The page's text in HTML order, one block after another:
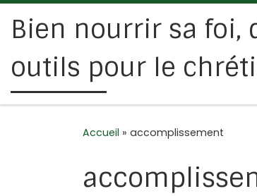
Passer au contenu
Bien nourrir sa foi,
outils pour le
Accueil » accomplissement